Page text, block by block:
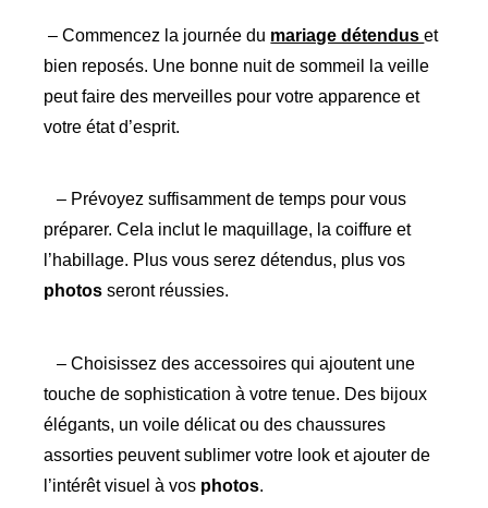
– Commencez la journée du mariage détenduset
bien reposés. Une bonne nuit de sommeil la veille
peut faire des merveilles pour votre apparence et
votre état d’esprit.
– Prévoyez suffisamment de temps pour vous
préparer. Cela inclut le maquillage, la coiffure et
l’habillage. Plus vous serez détendus, plus vos
photos seront réussies.
– Choisissez des accessoires qui ajoutent une
touche de sophistication à votre tenue. Des bijoux
élégants, un voile délicat ou des chaussures
assorties peuvent sublimer votre look et ajouter de
l’intérêt visuel à vos photos.